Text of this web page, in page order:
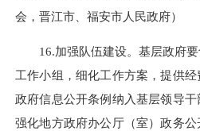
会，晋江市、福安市人民政府）
16.加强队伍建设。基层政府要
工作小组，细化工作方案，提供
政府信息公开条例纳入基层领导干
强化地方政府办公厅（室）政务